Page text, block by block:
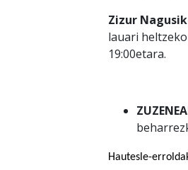
Zizur
lauari
19:00etara.
Hautesle-